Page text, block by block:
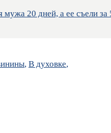
мужа 20 дней, а ее съели за
, В духовке,